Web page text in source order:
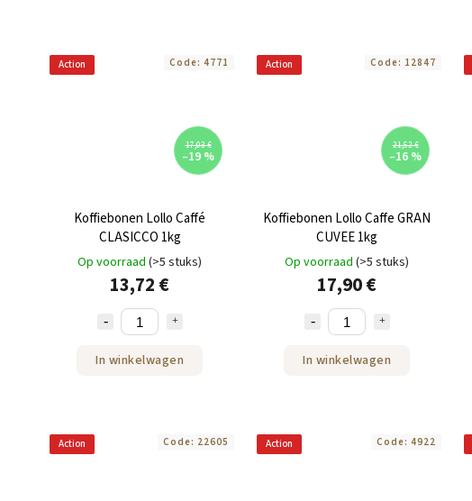
Action
17,03 €
–19 %
Koffiebonen Lollo Caffé
CLASICCO 1kg
Op voorraad (>5 stuks)
13,72 €
In winkelwagen
Code: 4771 Action
21,52 €
–16 %
Koffiebonen Lollo Caffe GRAN
CUVEE 1kg
Op voorraad (>5 stuks)
17,90 €
In winkelwagen
Code: 12847
Action Code: 22605 Action Code: 4922